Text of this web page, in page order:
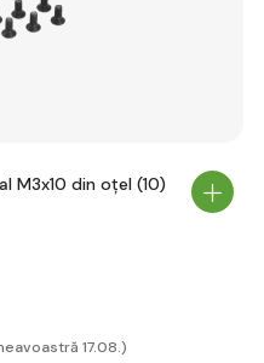
M3x10 din oțel (10)
17.08.)